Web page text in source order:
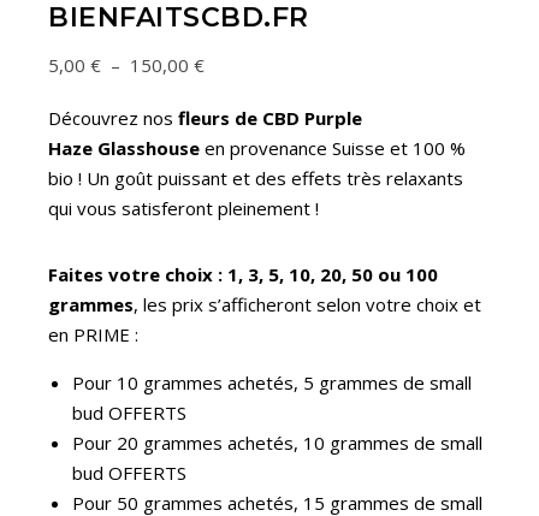
BIENFAITSCBD.FR
5,00 € – 150,00 €Plage de prix : 5,00 € à 150,00 €
Découvrez nos fleurs de CBD Purple
Haze Glasshouse en provenance Suisse et 100 %
bio ! Un goût puissant et des effets très relaxants
qui vous satisferont pleinement !
Faites votre choix : 1, 3, 5, 10, 20, 50 ou 100
grammes, les prix s’afficheront selon votre choix et
en PRIME :
Pour 10 grammes achetés, 5 grammes de small
bud OFFERTS
Pour 20 grammes achetés, 10 grammes de small
bud OFFERTS
Pour 50 grammes achetés, 15 grammes de small